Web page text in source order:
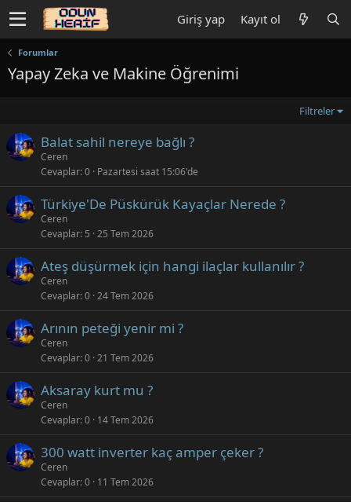
Giriş yap Kayıt ol
Forumlar
Yapay Zeka ve Makine Öğrenimi
Filtreler
Balat sahil nereye bağlı ?
Ceren
Cevaplar 0 Pazartesi saat 15:06'de
Türkiye'De Püskürük Kayaçlar Nerede ?
Ceren
Cevaplar 5 25 Tem 2026
Ateş düşürmek için hangi ilaçlar kullanılır ?
Ceren
Cevaplar 0 24 Tem 2026
Arının peteği yenir mi ?
Ceren
Cevaplar 0 21 Tem 2026
Aksaray kurt mu ?
Ceren
Cevaplar 0 14 Tem 2026
300 watt inverter kaç amper çeker ?
Ceren
Cevaplar 0 11 Tem 2026